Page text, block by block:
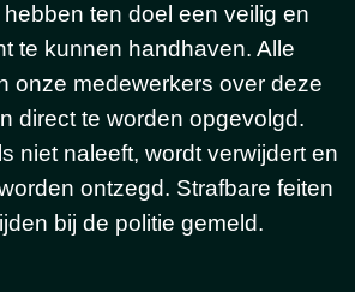
ten doel een veilig en
te kunnen handhaven. Alle
onze medewerkers over deze
direct te worden opgevolgd.
niet naleeft, wordt verwijdert en
ontzegd. Strafbare feiten
bij de politie gemeld.